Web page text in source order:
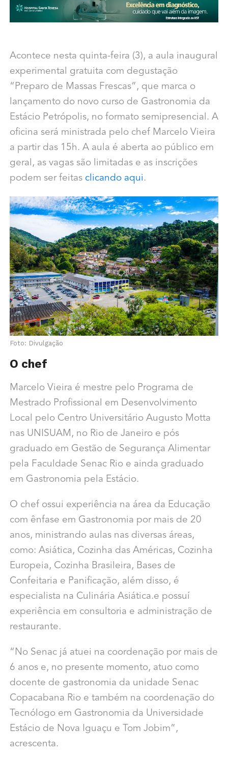
Acontece nesta quinta-feira (3), a aula inaugural
experimental gratuita com degustação
“Preparo de Massas Frescas”, que marca o
lançamento do novo curso de Gastronomia da
Estácio Petrópolis, no formato semipresencial. A
oficina será ministrada pelo chef Marcelo Vieira
a partir das 15h. A aula é aberta ao público em
geral, as vagas são limitadas e as inscrições
podem ser feitas clicando aqui .
Foto: Divulgação
O chef
Marcelo Vieira é mestre pelo Programa de
Mestrado Profissional em Desenvolvimento
Local pelo Centro Universitário Augusto Motta
nas UNISUAM, no Rio de Janeiro e pós
graduado em Gestão de Segurança Alimentar
pela Faculdade Senac Rio e ainda graduado
em Gastronomia pela Estácio.
O chef ossui experiência na área da Educação
com ênfase em Gastronomia por mais de 20
anos, ministrando aulas nas diversas áreas,
como: Asiática, Cozinha das Américas, Cozinha
Europeia, Cozinha Brasileira, Bases de
Confeitaria e Panificação, além disso, é
especialista na Culinária Asiática.e possuí
experiência em consultoria e administração de
restaurante.
“No Senac já atuei na coordenação por mais de
6 anos e, no presente momento, atuo como
docente de gastronomia da unidade Senac
Copacabana Rio e também na coordenação do
Tecnólogo em Gastronomia da Universidade
Estácio de Nova Iguaçu e Tom Jobim”,
acrescenta.